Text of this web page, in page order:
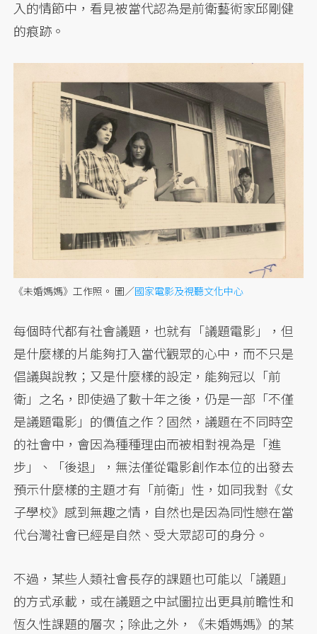
入的情節中，看見被當代認為是前衛藝術家邱剛健
的痕跡。
《未婚媽媽》工作照。 圖／國家電影及視聽文化中心
每個時代都有社會議題，也就有「議題電影」，但
是什麼樣的片能夠打入當代觀眾的心中，而不只是
倡議與說教；又是什麼樣的設定，能夠冠以「前
衛」之名，即使過了數十年之後，仍是一部「不僅
是議題電影」的價值之作？固然，議題在不同時空
的社會中，會因為種種理由而被相對視為是「進
步」、「後退」，無法僅從電影創作本位的出發去
預示什麼樣的主題才有「前衛」性，如同我對《女
子學校》感到無趣之情，自然也是因為同性戀在當
代台灣社會已經是自然、受大眾認可的身分。
不過，某些人類社會長存的課題也可能以「議題」
的方式承載，或在議題之中試圖拉出更具前瞻性和
恆久性課題的層次；除此之外，《未婚媽媽》的某